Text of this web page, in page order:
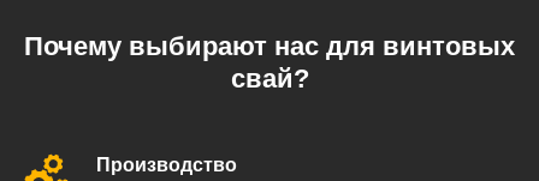
Почему выбирают нас для винтовых
свай?
Производство